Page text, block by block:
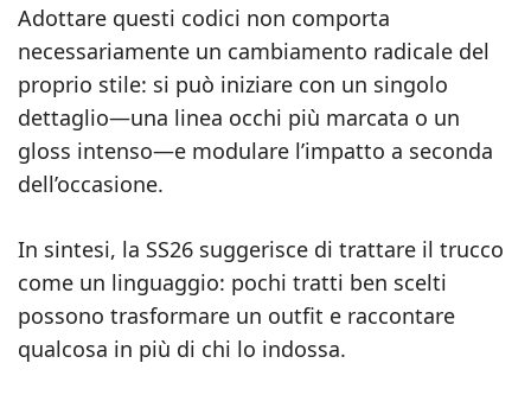
Adottare questi codici non comporta
necessariamente un cambiamento radicale del
proprio stile: si può iniziare con un singolo
dettaglio—una linea occhi più marcata o un
gloss intenso—e modulare l’impatto a seconda
dell’occasione.
In sintesi, la SS26 suggerisce di trattare il trucco
come un linguaggio: pochi tratti ben scelti
possono trasformare un outfit e raccontare
qualcosa in più di chi lo indossa.